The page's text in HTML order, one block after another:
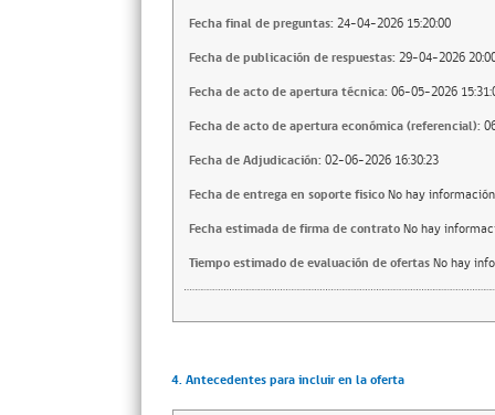
Fecha final de preguntas: 24-04-2026 15:20:00
Fecha de publicación de respuestas: 29-04-2026
Fecha de acto de apertura técnica: 06-05-2026
Fecha de acto de apertura económica (referencial):
Fecha de Adjudicación: 02-06-2026 16:30:23
Fecha de entrega en soporte fisicoNo hay información
Fecha estimada de firma de contratoNo hay
Tiempo estimado de evaluación de ofertasNo hay
4. Antecedentes para incluir en la oferta